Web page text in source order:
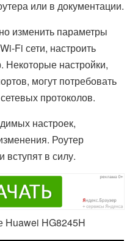
или в документации.
изменить параметры
Fi сети, настроить
Некоторые настройки,
могут потребовать
протоколов.
настроек,
Роутер
вступят в силу.
Huawei HG8245H